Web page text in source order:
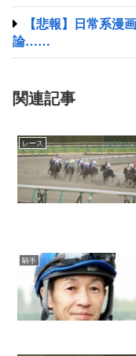
【悲報】日常系漫
論……
関連記事
レース
騎手